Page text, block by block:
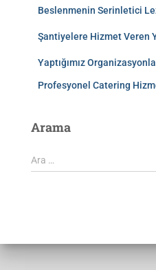
Beslenmenin Serinletici
Şantiyelere Hizmet Veren
Yaptığımız
Profesyonel Catering
Arama
Ara …